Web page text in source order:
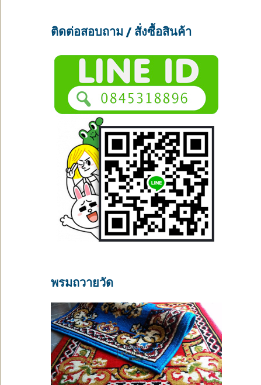
ติดต่อสอบถาม / สั่งซื้อสินค้า
พรมถวายวัด